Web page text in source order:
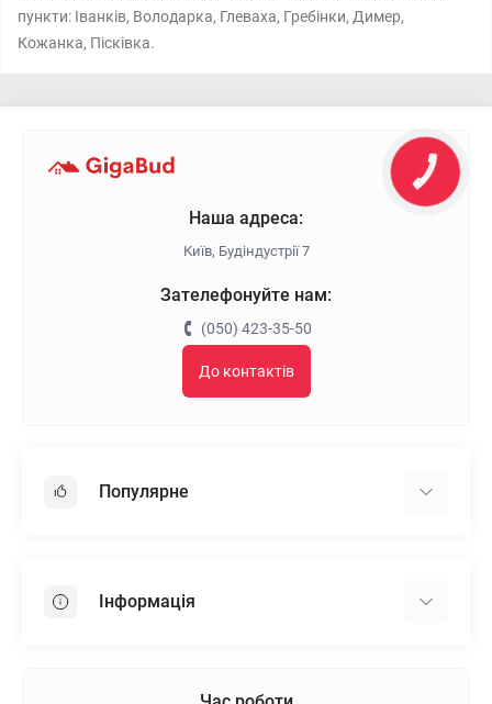
пункти: Іванків, Володарка, Глеваха, Гребінки, Димер,
Кожанка, Пісківка.
Наша адреса:
Київ, Будіндустрії 7
Зателефонуйте нам:
(050) 423-35-50
До контактів
Популярне
Пінопласт
Інформація
КНОПКА
ЗВ'ЯЗКУ